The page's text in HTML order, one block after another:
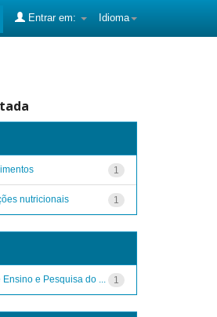
Idioma
Entrar em:
1
1
nutricionais
1
e Pesquisa do ...